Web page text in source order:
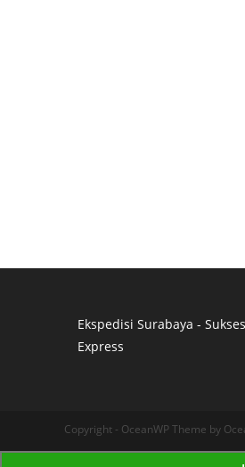
Ekspedisi Surabaya -
Express
Jasa Tank Cleaning
Copyright - OceanWP Theme by